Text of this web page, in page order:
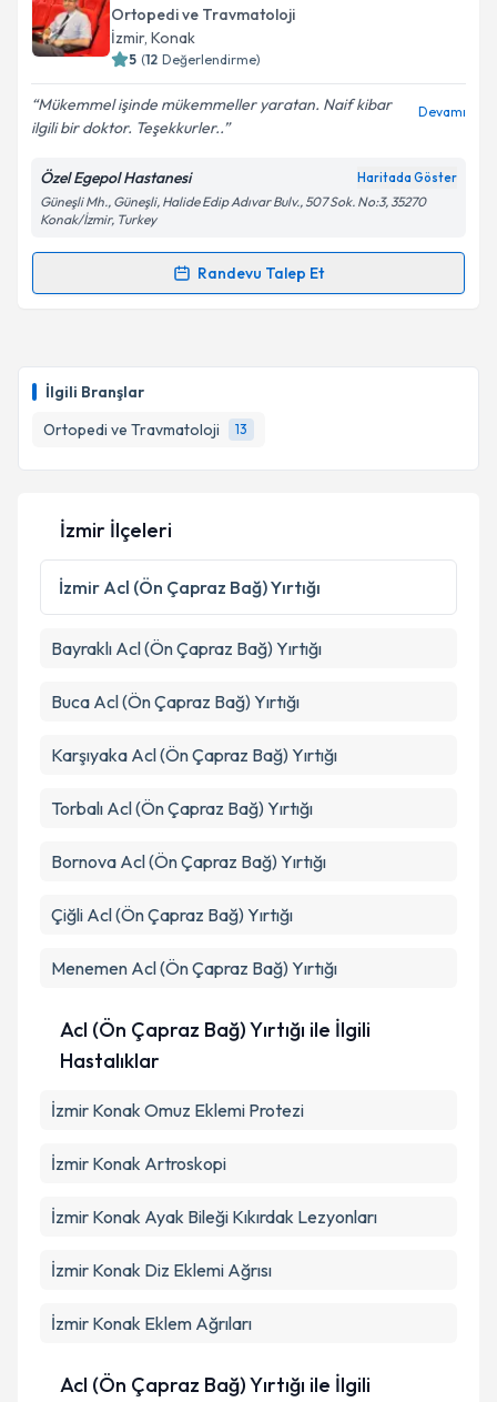
İlgili Branşlar
Ortopedi ve Travmatoloji
13
oluşturun. Size bu uzmandan randevu almanız için bir
takvim hazırlandığında e-posta ile bilgilendireceğiz.
Kişisel verilerimin işlenmesine ilişkin
Aydınlatma
Metni'ni okudum ve kişisel verilerimin belirtilen
kapsamda işlenmesini kabul ediyorum.
Takvim Talebini Gönder
Ortopedi ve Travmatoloji
İzmir, Konak
5 (12 Değerlendirme)
Mükemmel işinde mükemmeller yaratan. Naif kibar
ilgili bir doktor. Teşekkurler..
Devamı
Özel Egepol Hastanesi Haritada Göster
Güneşli Mh., Güneşli, Halide Edip Adıvar Bulv., 507 Sok. No:3, 35270
Konak/İzmir, Turkey
Randevu Talep Et
Randevu Takvimi Talebi
takvim hazırlandığında e-posta ile bilgilendireceğiz.
Kişisel verilerimin işlenmesine ilişkinAydınlatma
Metni'ni okudum ve kişisel verilerimin belirtilen
kapsamda işlenmesini kabul ediyorum.
İzmir İlçeleri
İzmir Acl (Ön Çapraz Bağ) Yırtığı
Bayraklı Acl (Ön Çapraz Bağ) Yırtığı
Buca Acl (Ön Çapraz Bağ) Yırtığı
Karşıyaka Acl (Ön Çapraz Bağ) Yırtığı
Torbalı Acl (Ön Çapraz Bağ) Yırtığı
Bornova Acl (Ön Çapraz Bağ) Yırtığı
Çiğli Acl (Ön Çapraz Bağ) Yırtığı
Menemen Acl (Ön Çapraz Bağ) Yırtığı
Acl (Ön Çapraz Bağ) Yırtığı ile İlgili
Hastalıklar
İzmir Konak Omuz Eklemi Protezi
İzmir Konak Artroskopi
İzmir Konak Ayak Bileği Kıkırdak Lezyonları
İzmir Konak Diz Eklemi Ağrısı
İzmir Konak Eklem Ağrıları
Acl (Ön Çapraz Bağ) Yırtığı ile İlgili